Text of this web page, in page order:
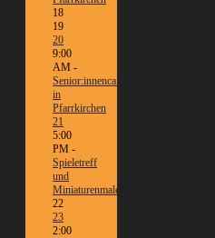
18
19
20
9:00
AM -
Senior:innencafé
in
Pfarrkirchen
21
5:00
PM -
Spieletreff
und
Miniaturenmalen/Tabletop
22
23
2:00